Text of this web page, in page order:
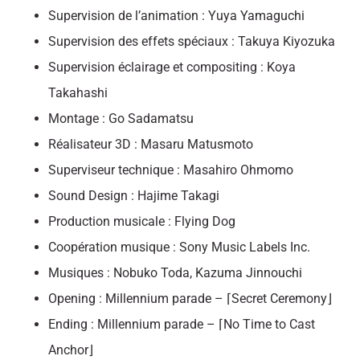
Supervision de l’animation : Yuya Yamaguchi
Supervision des effets spéciaux : Takuya Kiyozuka
Supervision éclairage et compositing : Koya
Takahashi
Montage : Go Sadamatsu
Réalisateur 3D : Masaru Matusmoto
Superviseur technique : Masahiro Ohmomo
Sound Design : Hajime Takagi
Production musicale : Flying Dog
Coopération musique : Sony Music Labels Inc.
Musiques : Nobuko Toda, Kazuma Jinnouchi
Opening : Millennium parade – ⌈Secret Ceremony⌋
Ending : Millennium parade – ⌈No Time to Cast
Anchor⌋